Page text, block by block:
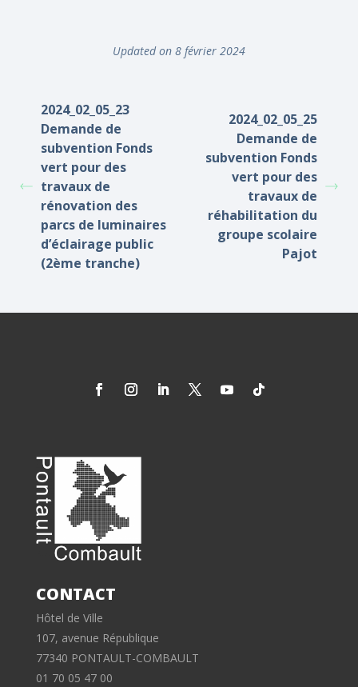
Updated on 8 février 2024
2024_02_05_23
Demande de
subvention Fonds
vert pour des
travaux de
rénovation des
parcs de luminaires
d’éclairage public
(2ème tranche)
2024_02_05_25
Demande de
subvention Fonds
vert pour des
travaux de
réhabilitation du
groupe scolaire
Pajot
CONTACT
Hôtel de Ville
107, avenue République
77340 PONTAULT-COMBAULT
01 70 05 47 00